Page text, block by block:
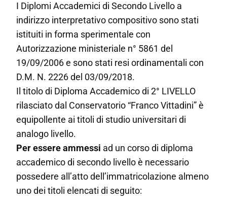
I Diplomi Accademici di Secondo Livello a
indirizzo interpretativo compositivo sono stati
istituiti in forma sperimentale con
Autorizzazione ministeriale n° 5861 del
19/09/2006 e sono stati resi ordinamentali con
D.M. N. 2226 del 03/09/2018.
Il titolo di Diploma Accademico di 2° LIVELLO
rilasciato dal Conservatorio “Franco Vittadini” è
equipollente ai titoli di studio universitari di
analogo livello.
Per essere ammessi ad un corso di diploma
accademico di secondo livello è necessario
possedere all’atto dell’immatricolazione almeno
uno dei titoli elencati di seguito: